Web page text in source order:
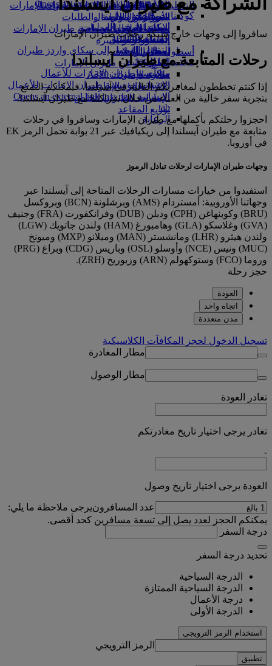
تناول الطعام في الدرجة السياحية
الممتازة
وجبات الدرجة السياحية
المشروبات
أسطول طائراتنا
بوينج 777
طائرة الإمارات A380
A350 طائرة الإمارات
الإمارات للطيران الخاص
توزيع المقاعد
السوق الحرة
متجرنا الرسمي
التسلية للأطفال
الترفيه عن الأطفال
ألعاب الأطفال
أنشطة للأطفال
in a new tab
كوكبنا
الاستدامة في العمليات
السياسة البيئية
التقارير البيئية
مجتمعاتنا المحلية
مؤسسة طيران الإمارات للأعمال
الإنسانيةمؤسسة طيران الإمارات للأعمال
الإنسانية Opens an external link in a new
tab
الرعاية
Opens an external link in a new tab
شركاؤنا
سكاي واردز رايل
حاسبة الأميال
تسجيل الدخول إلى سكاي واردز طيران
الإمارات
سكاي واردز+
السفر لأصحاب الهمم مع طيران الإمارات
المساعدة الخاصة والطلبات
تجربتكم على متن الطائرة
الأدوات والموارد
الهاتف المتحرك وتطبيق طيران الإمارات
إلغاء حجز أو تغييره
تعطل الرحلات
معلومات عن طيران الإمارات
سافروا إلى وجهات خارج شبكة رحلات طيران الإمارات
رحلات المتابعة مع طيران آيسلندا
إذا كنتم تخططون لمغامرتكم التالية في آيسلندا، فيمكنكم التمتع
بتجربة سفر خالية من العناء من خلال شراكتنا مع طيران آيسلندا.
احجزوا رحلتكم بأكملها مع طيران الإمارات وسافروا في رحلات
متابعة مع طيران آيسلندا إلى ريكيافيك عبر 21 بوابة تحمل الرمز EK
في أوروبا.
وجهات طيران الإمارات لرحلات تبادل الرموز
استفيدوا من خيارات مسارات الرحلات المتاحة إلى آيسلندا عبر
وجهاتنا الأوروبية: أمستردام (AMS) وبرشلونة (BCN) وبروكسل
(BRU) وكوبنهاغن (CPH) ودبلن (DUB) وفرانكفورت (FRA) وجنيف
(GVA) وغلاسكو (GLA) وهامبورغ (HAM) ولندن جاتويك (LGW)
ولندن هيثرو (LHR) ومانشستر (MAN) وميلانو (MXP) وميونخ
(MUC) ونيس (NCE) وأوسلو (OSL) وباريس (CDG) وبراغ (PRG)
وروما (FCO) وستوكهولم (ARN) وزيوريخ (ZRH).
حجز رحلة
العودة
اتجاه واحد
مدن متعددة
تسجيل الدخول لحجز المكافآت الكلاسيكية
مطار المغادرة
مطار الوصول
تغادر العودة
تغادر يرجى اختيار تاريخ مغادرتكم
-
العودة يرجى اختيار تاريخ وصول
عدد المسافرونيرجى ملاحظة ما يلي:
يمكنكم الحجز لعدد يصل إلى تسعة مسافرين كحد أقصى.
درجة السفر
تحديد درجة السفر
الدرجة السياحية
الدرجة السياحية الممتازة
درجة الأعمال
الدرجة الأولى
استخدام الرمز الترويجي
الرمز الترويجي
تطبيق